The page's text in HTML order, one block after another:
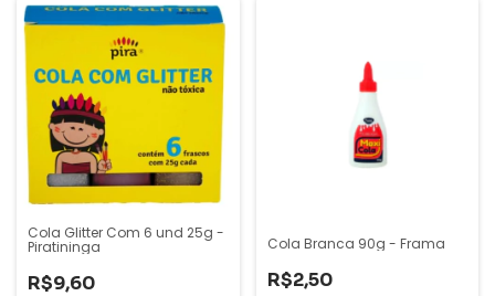
Cola Glitter Com 6 und 25g -
Piratininga
R$9,60
Cola Branca 90g - Frama
R$2,50